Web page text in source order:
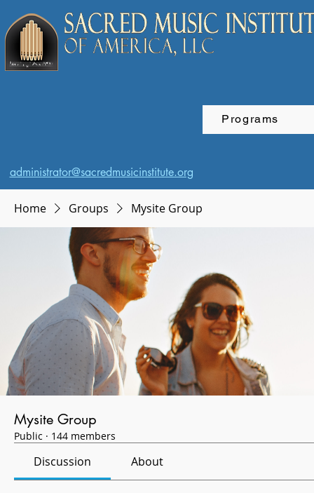
Programs
administrator@sacredmusicinstitute.org
Home Groups Mysite Group
Mysite Group
Public · 144 members
Discussion About